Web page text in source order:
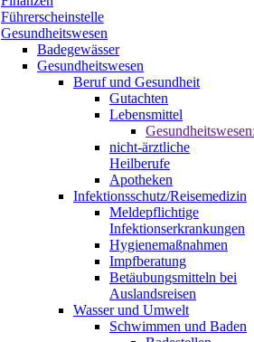
Führerscheinstelle
Gesundheitswesen
Badegewässer
Gesundheitswesen
Beruf und Gesundheit
Gutachten
Lebensmittel
nicht-ärztliche
Heilberufe
Apotheken
Infektionsschutz/Reisemedizin
Meldepflichtige
Infektionserkrankungen
Hygienemaßnahmen
Impfberatung
Betäubungsmitteln bei
Auslandsreisen
Wasser und Umwelt
Schwimmen und Baden